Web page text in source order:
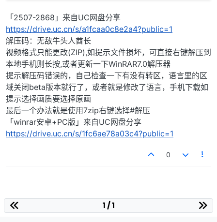
「2507-2868」来自UC网盘分享
https://drive.uc.cn/s/a1fcaa0c8e2a4?public=1
解压码：无敌牛头人酋长
视频格式只能更改(ZIP),如提示文件损坏，可直接右键解压到
本地手机则长按,或者更新一下WinRAR7.0解压器
提示解压码错误的，自己检查一下有没有转区，语言里的区
域关闭beta版本就行了，或者就是修改了语言，手机下载如
提示选择画质要选择原画
最后一个办法就是使用7zip右键选择#解压
「winrar安卓+PC版」来自UC网盘分享
https://drive.uc.cn/s/1fc6ae78a03c4?public=1
0
1 / 1